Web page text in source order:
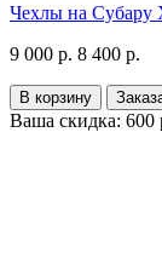
Чехлы на Субару
9 000 р. 8 400 р.
В корзину
Ваша скидка: 600